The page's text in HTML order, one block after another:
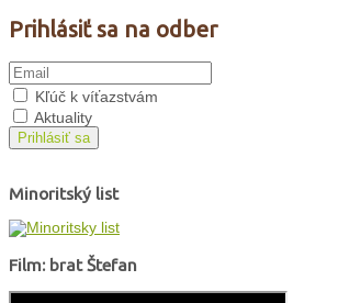
Prihlásiť sa na odber
Kľúč k víťazstvám
Aktuality
Prihlásiť sa
Minoritský list
Film: brat Štefan